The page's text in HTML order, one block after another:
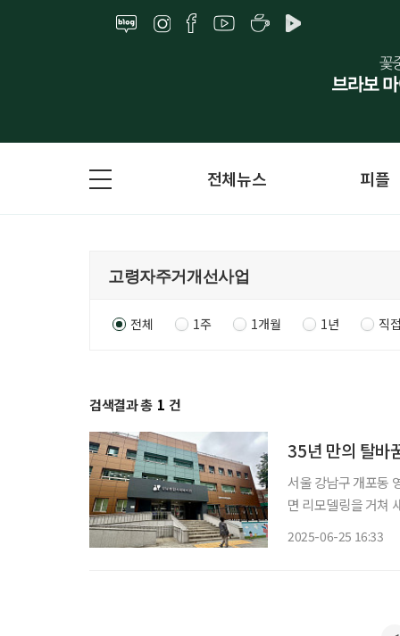
전체뉴스 피플
전체 1주 1개월 1년 직
검색결과 총 1 건
35년 만의 탈바
서울 강남구 개포동
면 리모델링을 거쳐
2025-06-25 16:33